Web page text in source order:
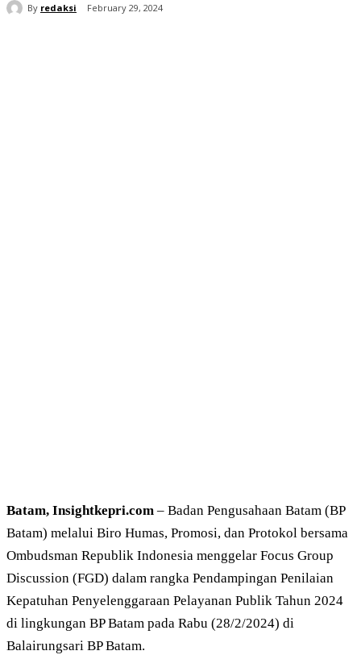
By redaksi February 29, 2024
Batam, Insightkepri.com – Badan Pengusahaan Batam (BP
Batam) melalui Biro Humas, Promosi, dan Protokol bersama
Ombudsman Republik Indonesia menggelar Focus Group
Discussion (FGD) dalam rangka Pendampingan Penilaian
Kepatuhan Penyelenggaraan Pelayanan Publik Tahun 2024
di lingkungan BP Batam pada Rabu (28/2/2024) di
Balairungsari BP Batam.